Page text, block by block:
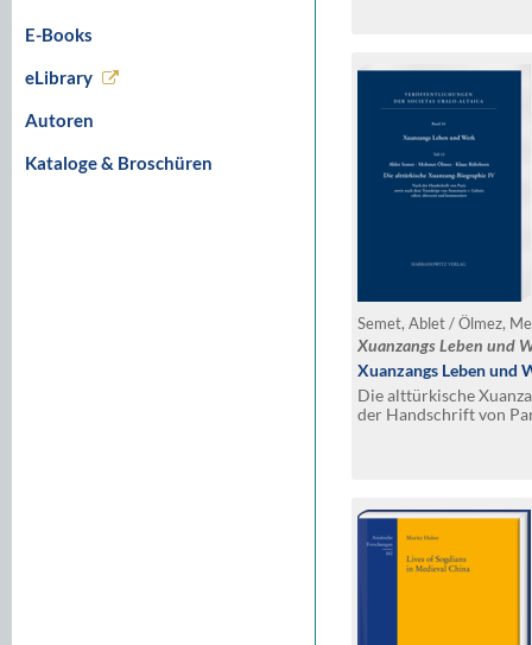
E-Books
eLibrary
Autoren
Kataloge & Broschüren
Semet, Ablet / Ölmez,
Xuanzangs Leben und
Xuanzangs Leben und
Die alttürkische
der Handschrift von